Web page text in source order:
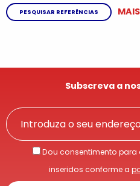
PESQUISAR REFERÊNCIAS
Subscreva a
Dou consentimento
inseridos conforme a